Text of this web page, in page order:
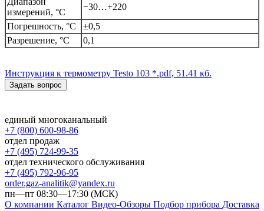
измерений, °C
−30…+220
Погрешность, °C
±0,5
Разрешение, °C
0,1
Инструкция к термометру Testo 103 *.pdf, 51.41 кб.
Задать вопрос
единый многоканальный
+7 (800) 600-98-86
отдел продаж
+7 (495) 724-99-35
отдел технического обслуживания
+7 (495) 792-96-95
order.gaz-analitik@yandex.ru
пн—пт 08:30—17:30 (МСК)
О компании Каталог Видео-Обзоры Подбор прибора Доставка